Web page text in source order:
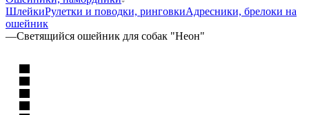
ШлейкиРулетки и поводки, ринговкиАдресники, брелоки на
ошейник
—Светящийся ошейник для собак "Неон"